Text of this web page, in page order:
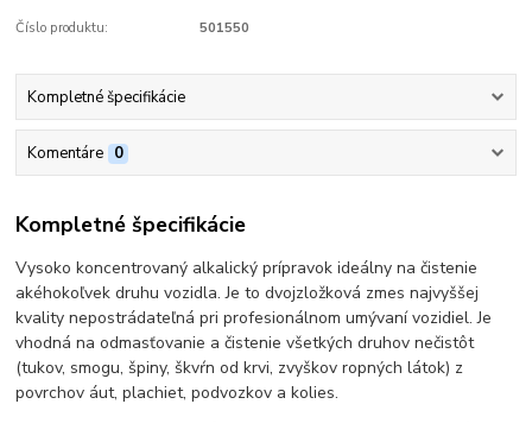
Číslo produktu: 501550
Kompletné špecifikácie
Komentáre 0
Kompletné špecifikácie
Vysoko koncentrovaný alkalický prípravok ideálny na čistenie
akéhokoľvek druhu vozidla. Je to dvojzložková zmes najvyššej
kvality nepostrádateľná pri profesionálnom umývaní vozidiel. Je
vhodná na odmasťovanie a čistenie všetkých druhov nečistôt
(tukov, smogu, špiny, škvŕn od krvi, zvyškov ropných látok) z
povrchov áut, plachiet, podvozkov a kolies.